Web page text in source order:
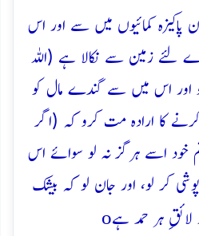
پاکیزہ کمائیوں میں سے اور اس
لئے زمین سے نکالا ہے (اللہ
اور اس میں سے گندے مال کو
کا ارادہ مت کرو کہ (اگر
خود اسے ہرگز نہ لو سوائے اس
کر لو، اور جان لو کہ بیشک
لائقِ ہر حمد ہےo